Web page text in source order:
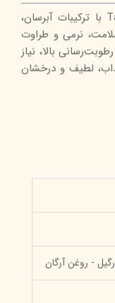
کرم مرطوب‌کننده قوی آر یو اُکی مدل Tango با ترکیبات آبرسان،
نرمی و طراوت
بالا، نیاز
لطیف و درخشان
- روغن آرگان